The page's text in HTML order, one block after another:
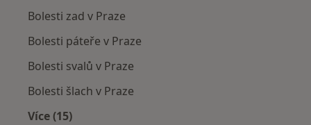
Bolesti zad v Praze
Bolesti páteře v Praze
Bolesti svalů v Praze
Bolesti šlach v Praze
Více (15)